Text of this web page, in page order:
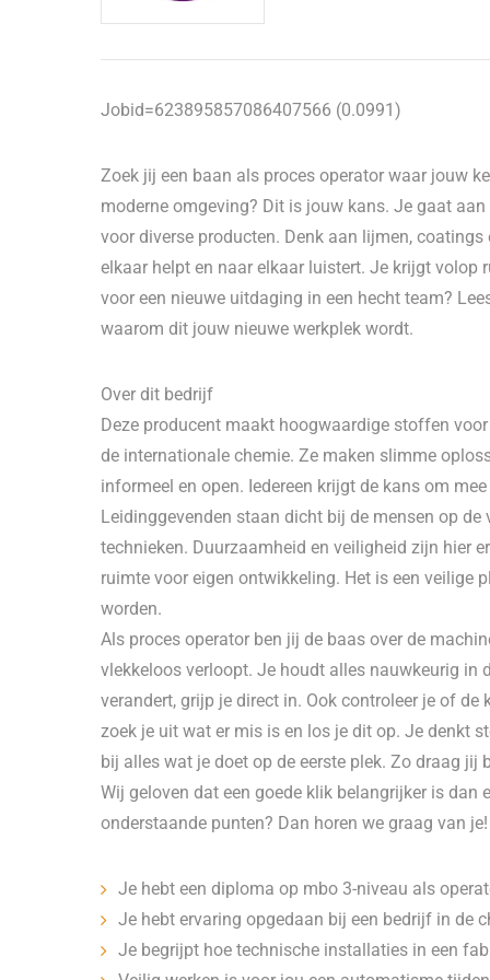
Jobid=623895857086407566 (0.0991)
Zoek jij een baan als proces operator waar jouw
moderne omgeving? Dit is jouw kans. Je gaat
voor diverse producten. Denk aan lijmen,
elkaar helpt en naar elkaar luistert. Je krijgt volop
voor een nieuwe uitdaging in een hecht team?
waarom dit jouw nieuwe werkplek wordt.
Over dit bedrijf
Deze producent maakt hoogwaardige stoffen
de internationale chemie. Ze maken slimme
informeel en open. Iedereen krijgt de kans om
Leidinggevenden staan dicht bij de mensen op
technieken. Duurzaamheid en veiligheid zijn hier
ruimte voor eigen ontwikkeling. Het is een veilige
worden.
Als proces operator ben jij de baas over de
vlekkeloos verloopt. Je houdt alles nauwkeurig in
verandert, grijp je direct in. Ook controleer je of
zoek je uit wat er mis is en los je dit op. Je denkt
bij alles wat je doet op de eerste plek. Zo draag jij
Wij geloven dat een goede klik belangrijker is dan
onderstaande punten? Dan horen we graag van je!
Je hebt een diploma op mbo 3-niveau als
Je hebt ervaring opgedaan bij een bedrijf in de
Je begrijpt hoe technische installaties in een